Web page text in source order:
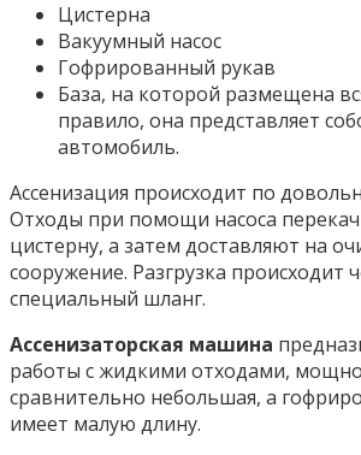
Цистерна
Вакуумный насос
Гофрированный рукав
База, на которой размещена
правило, она представляет
автомобиль.
Ассенизация происходит по
Отходы при помощи насоса
цистерну, а затем доставляют на
сооружение. Разгрузка происходит
специальный шланг.
Ассенизаторская машина
работы с жидкими отходами,
сравнительно небольшая, а
имеет малую длину.